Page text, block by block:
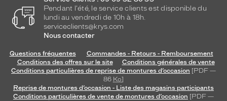
Pendant l'été, le service clients est disponible du
lundi au vendredi de 10h à 18h.
serviceclients@krys.com
Nous contacter
Questions fréquentes
Commandes - Retours - Remboursement
Conditions des offres sur le site
Conditions générales de vente
Conditions particulières de reprise de montures d’occasion [PDF —
86 Ko]
Reprise de montures d’occasion - Liste des magasins participants
Conditions particulières de vente de montures d’occasion [PDF —